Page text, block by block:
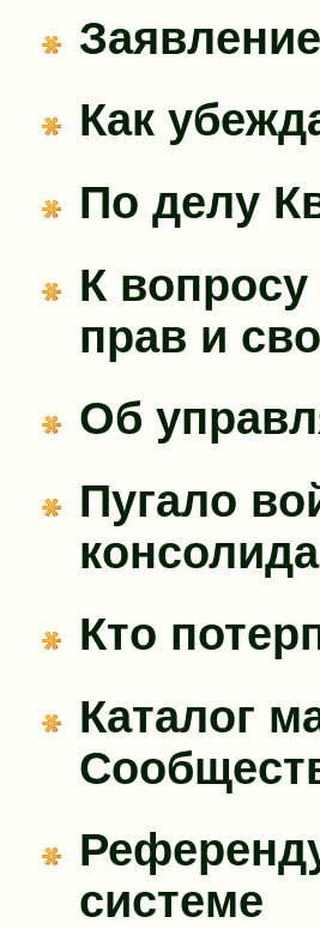
Как
По делу
К
прав и
Об
Пугало
Кто
Каталог
системе